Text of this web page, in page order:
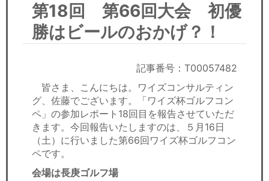
コンサルティング
リサーチ
経済ニュース
労務顧問
ＩＴ
第18回 第66回大会 初優
勝はビールのおかげ？！
記事番号：T00057482
皆さま、こんにちは。ワイズコンサルティン
グ、佐藤でございます。「ワイズ杯ゴルフコン
ペ」の参加レポート18回目を報告させていただ
きます。今回報告いたしますのは、５月16日
（土）に行いました第66回ワイズ杯ゴルフコン
ペです。
会場は長庚ゴルフ場